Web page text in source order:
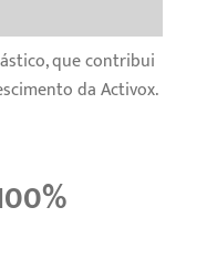
que contribui
da Activox.